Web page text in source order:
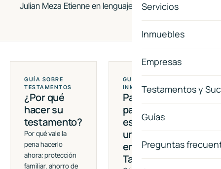
Servicios
Inmuebles
Empresas
Testamentos y
Guías
Preguntas
Julian Meza Etienne en lenguaje accesible.
GUÍA SOBRE
TESTAMENTOS
¿Por qué
hacer su
testamento?
Por qué vale la
pena hacerlo
ahora: protección
familiar, ahorro de
GUÍA SOBRE
INMUEBLES
Pasos
para
escriturar
una casa
en
Tampico